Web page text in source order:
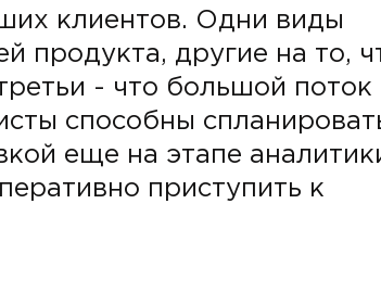
клиентов. Одни виды
продукта, другие на то,
- что большой поток
способны
еще на этапе
приступить к